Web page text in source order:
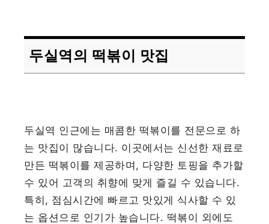
두실역의 떡볶이 맛집
두실역 인근에는 매콤한 떡볶이를 전문으로 하
는 맛집이 많습니다. 이곳에서는 신선한 재료로
만든 떡볶이를 제공하며, 다양한 토핑을 추가할
수 있어 고객의 취향에 맞게 즐길 수 있습니다.
특히, 점심시간에 빠르고 맛있게 식사할 수 있
는 옵션으로 인기가 높습니다. 떡볶이 외에도